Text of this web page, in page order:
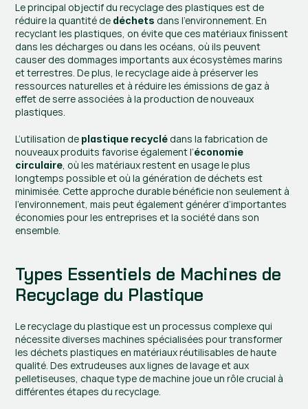
Le principal objectif du recyclage des plastiques est de
réduire la quantité de déchets dans l’environnement. En
recyclant les plastiques, on évite que ces matériaux finissent
dans les décharges ou dans les océans, où ils peuvent
causer des dommages importants aux écosystèmes marins
et terrestres. De plus, le recyclage aide à préserver les
ressources naturelles et à réduire les émissions de gaz à
effet de serre associées à la production de nouveaux
plastiques.
L’utilisation de plastique recyclé dans la fabrication de
nouveaux produits favorise également l’économie
circulaire, où les matériaux restent en usage le plus
longtemps possible et où la génération de déchets est
minimisée. Cette approche durable bénéficie non seulement à
l’environnement, mais peut également générer d’importantes
économies pour les entreprises et la société dans son
ensemble.
Types Essentiels de Machines de
Recyclage du Plastique
Le recyclage du plastique est un processus complexe qui
nécessite diverses machines spécialisées pour transformer
les déchets plastiques en matériaux réutilisables de haute
qualité. Des extrudeuses aux lignes de lavage et aux
pelletiseuses, chaque type de machine joue un rôle crucial à
différentes étapes du recyclage.